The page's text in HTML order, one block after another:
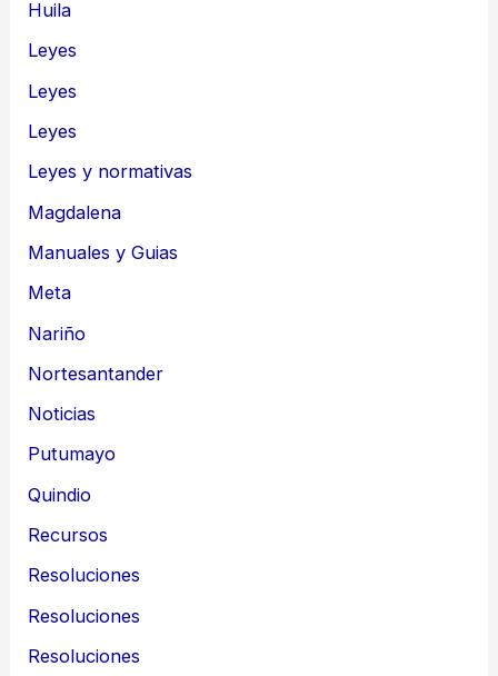
Huila
Leyes
Leyes
Leyes
Leyes y normativas
Magdalena
Manuales y Guias
Meta
Nariño
Nortesantander
Noticias
Putumayo
Quindio
Recursos
Resoluciones
Resoluciones
Resoluciones